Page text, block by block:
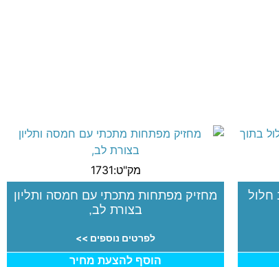
חלול
מק"ט:1731
מחזיק מפתחות מתכתי עם חמסה ותליון
בצורת לב,
לפרטים נוספים >>
הוסף להצעת מחיר